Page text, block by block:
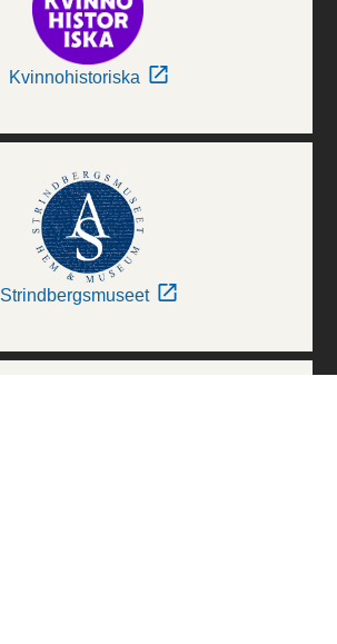
Kvinnohistoriska
Strindbergsmuseet